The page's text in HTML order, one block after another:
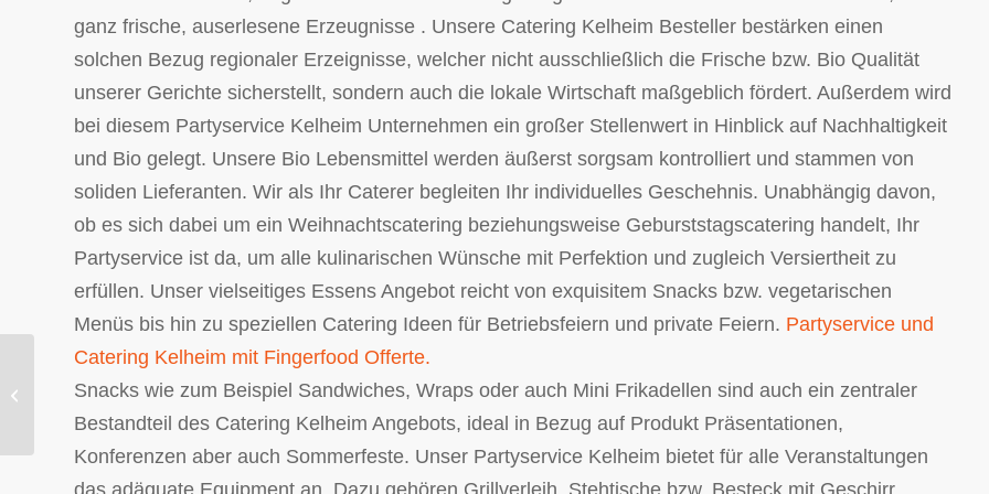
ganz frische, auserlesene Erzeugnisse . Unsere Catering Kelheim Besteller bestärken einen
solchen Bezug regionaler Erzeignisse, welcher nicht ausschließlich die Frische bzw. Bio Qualität
unserer Gerichte sicherstellt, sondern auch die lokale Wirtschaft maßgeblich fördert. Außerdem wird
bei diesem Partyservice Kelheim Unternehmen ein großer Stellenwert in Hinblick auf Nachhaltigkeit
und Bio gelegt. Unsere Bio Lebensmittel werden äußerst sorgsam kontrolliert und stammen von
soliden Lieferanten. Wir als Ihr Caterer begleiten Ihr individuelles Geschehnis. Unabhängig davon,
ob es sich dabei um ein Weihnachtscatering beziehungsweise Geburststagscatering handelt, Ihr
Partyservice ist da, um alle kulinarischen Wünsche mit Perfektion und zugleich Versiertheit zu
erfüllen. Unser vielseitiges Essens Angebot reicht von exquisitem Snacks bzw. vegetarischen
Menüs bis hin zu speziellen Catering Ideen für Betriebsfeiern und private Feiern. Partyservice und
Catering Kelheim mit Fingerfood Offerte.
Snacks wie zum Beispiel Sandwiches, Wraps oder auch Mini Frikadellen sind auch ein zentraler
Bestandteil des Catering Kelheim Angebots, ideal in Bezug auf Produkt Präsentationen,
Konferenzen aber auch Sommerfeste. Unser Partyservice Kelheim bietet für alle Veranstaltungen
das adäquate Equipment an. Dazu gehören Grillverleih, Stehtische bzw. Besteck mit Geschirr.
Partyservice Bad-Neustadt kreativ